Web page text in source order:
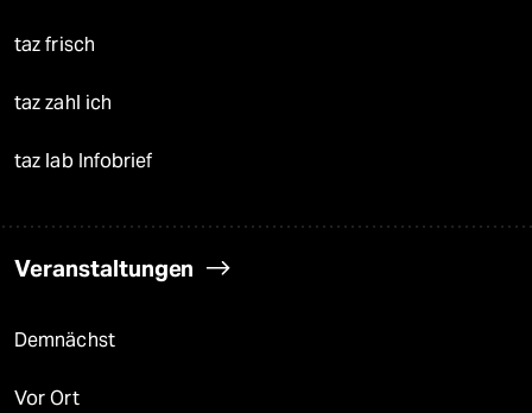
taz frisch
taz zahl ich
taz lab Infobrief
Veranstaltungen
Demnächst
Vor Ort